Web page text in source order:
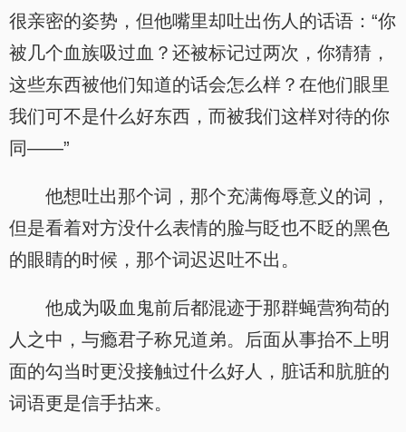
很亲密的姿势，但他嘴里却吐出伤人的话语：“你
被几个血族吸过血？还被标记过两次，你猜猜，
这些东西被他们知道的话会怎么样？在他们眼里
我们可不是什么好东西，而被我们这样对待的你
同——”
他想吐出那个词，那个充满侮辱意义的词，
但是看着对方没什么表情的脸与眨也不眨的黑色
的眼睛的时候，那个词迟迟吐不出。
他成为吸血鬼前后都混迹于那群蝇营狗苟的
人之中，与瘾君子称兄道弟。后面从事抬不上明
面的勾当时更没接触过什么好人，脏话和肮脏的
词语更是信手拈来。